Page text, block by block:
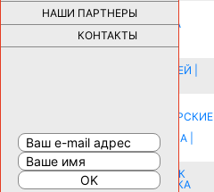
НАШИ ПАРТНЕРЫ
КОНТАКТЫ
НОВЫЕ РАЗРАБОТКИ ДЛЯ
ОЗДОРОВЛЕНИЯ ОРГАНИЗМА
ПЛАТФОРМА ШУМАННА 3Д И
КАПСУЛА ЗДОРОВЬЯ |28288
ИСТОРИЯ НАКЛАДНЫХ НОГТЕЙ |
КОМНАТУ: ХИТРЫЕ ДИЗАЙНЕРСКИЕ
РАСШИРЕНИЯ ПРОСТРАНСТВА |
16197
СОБИРАЕМСЯ НА ПРАЗДНИК К
МОЛОДОЖЕНАМ: ПОДГОТОВКА